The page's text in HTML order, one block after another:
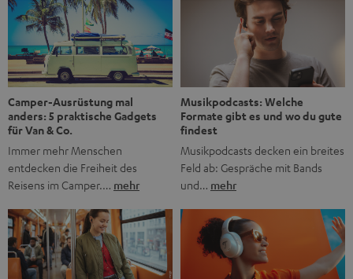
1956 begleitet das Magazin Jugendliche durch Rock und
Pop, kleine Schwärmereien und große Fragen. Zum 70.
Jubiläum werfen wir einen Blick zurück. Vom Filmheft zur
Jugendmarke: Wie die BRAVO ihren Ton fand Als die […]
Camper-Ausrüstung mal
anders: 5 praktische Gadgets
für Van & Co.
Immer mehr Menschen
entdecken die Freiheit des
Reisens im Camper.… mehr
Musikpodcasts: Welche
Formate gibt es und wo du gute
findest
Musikpodcasts decken ein breites
Feld ab: Gespräche mit Bands
und… mehr